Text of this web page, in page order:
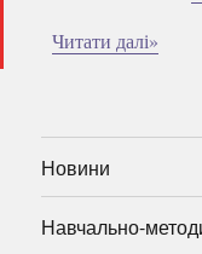
Читати далі»
Новини
Навчально-